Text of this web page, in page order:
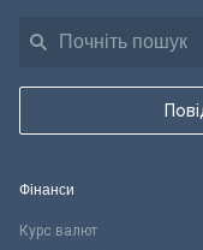
Фінанси
Курс валют